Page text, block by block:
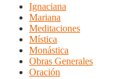
Ignaciana
Mariana
Meditaciones
Mística
Monástica
Obras Generales
Oración